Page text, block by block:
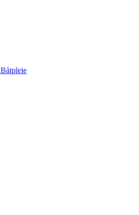
Båtpleie